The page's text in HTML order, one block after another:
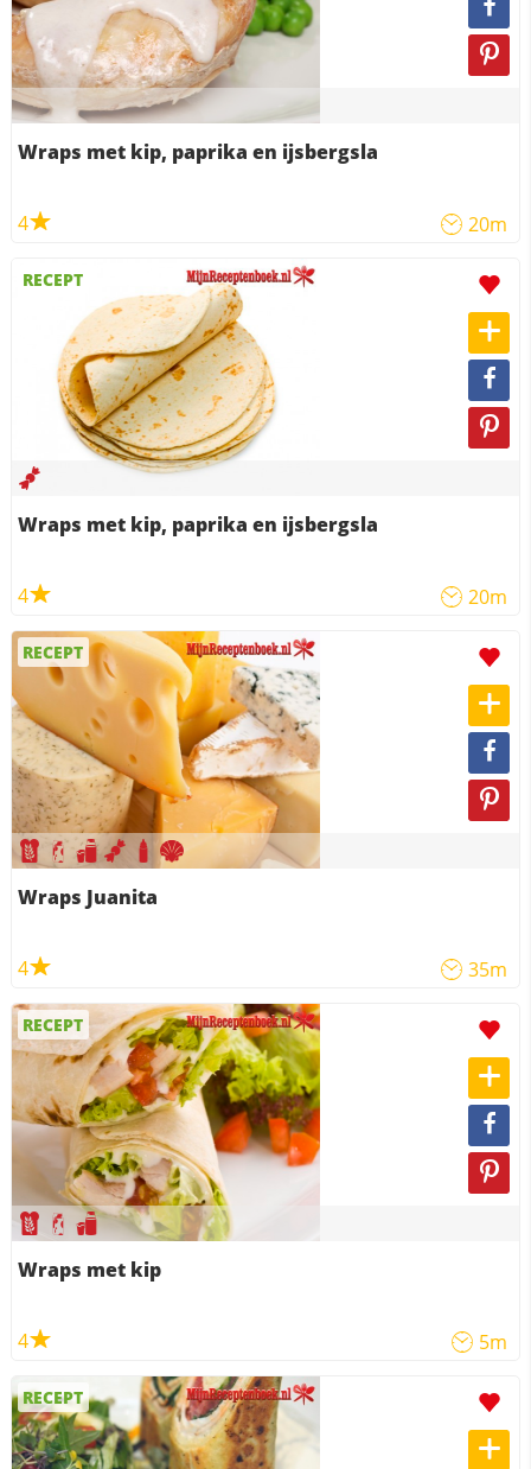
Wraps met kip, paprika en ijsbergsla
4 20m
RECEPT
Wraps met kip, paprika en ijsbergsla
4 20m
RECEPT
Wraps Juanita
4 35m
RECEPT
Wraps met kip
4 5m
RECEPT